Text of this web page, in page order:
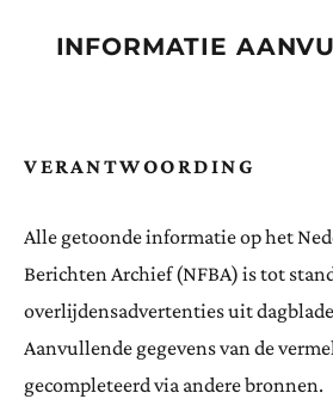
INFORMATIE
VERANTWOORDING
Alle getoonde informatie op het
Berichten Archief (NFBA) is tot
overlijdensadvertenties uit
Aanvullende gegevens van de
gecompleteerd via andere bronnen.